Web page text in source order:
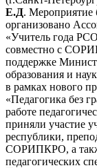
Е.Д. Мероприятие
организовано
«Учитель года
совместно с
поддержке
образования и
в рамках нового
«Педагогика без
работе
приняли участие
республики,
СОРИПКРО, а
педагогических